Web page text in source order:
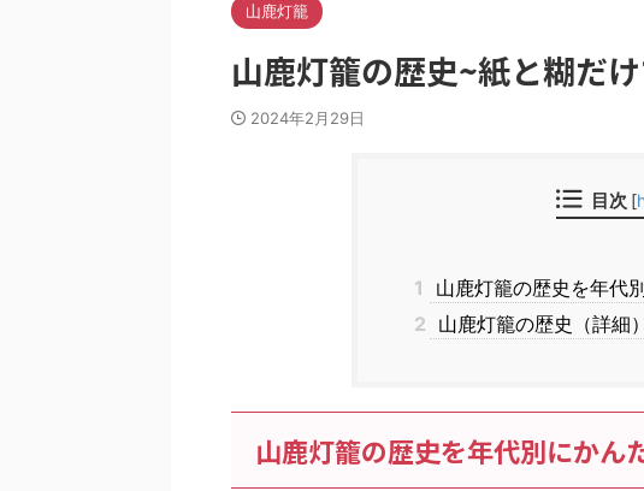
山鹿灯籠
山鹿灯籠の歴史~紙と糊だ
2024年2月29日
目次 [
1
山鹿灯籠の歴史を年代
2 山鹿灯籠の歴史（詳細）
山鹿灯籠の歴史を年代別にかん